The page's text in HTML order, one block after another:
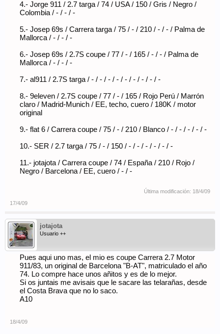
4.- Jorge 911 / 2.7 targa / 74 / USA / 150 / Gris / Negro /
Colombia / - / - / -
5.- Josep 69s / Carrera targa / 75 / - / 210 / - / - / Palma de
Mallorca / - / - / -
6.- Josep 69s / 2.7S coupe / 77 / - / 165 / - / - / Palma de
Mallorca / - / - / -
7.- al911 / 2.7S targa / - / - / - / - / - / - / - / - / -
8.- 9eleven / 2.7S coupe / 77 / - / 165 / Rojo Perú / Marrón
claro / Madrid-Munich / EE, techo, cuero / 180K / motor
original
9.- flat 6 / Carrera coupe / 75 / - / 210 / Blanco / - / - / - / - / -
10.- SER / 2.7 targa / 75 / - / 150 / - / - / - / - / - / -
11.- jotajota / Carrera coupe / 74 / España / 210 / Rojo /
Negro / Barcelona / EE, cuero / - / -
Última modificación: 18/4/09
17/4/09
jotajota
Usuario ++
Pues aqui uno mas, el mio es coupe Carrera 2.7 Motor
911/83, un original de Barcelona "B-AT", matriculado el año
74. Lo compre hace unos añitos y es de lo mejor.
Si os juntais me avisais que le sacare las telarañas, desde
el Costa Brava que no lo saco.
A10
18/4/09